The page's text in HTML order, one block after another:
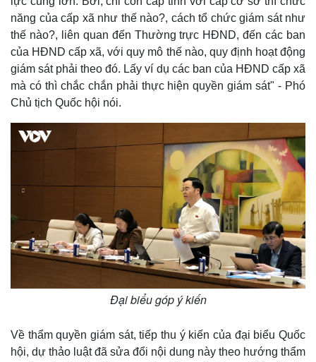
Thế giới
Cuộc sống đó đây
Multimedia
Video
Ảnh
E-Magazine
Infographic
năng của cấp xã như thế nào?, cách tổ chức giám sát như
thế nào?, liên quan đến Thường trực HĐND, đến các ban
của HĐND cấp xã, với quy mô thế nào, quy định hoạt động
giám sát phải theo đó. Lấy ví dụ các ban của HĐND cấp xã
mà có thì chắc chắn phải thực hiện quyền giám sát" - Phó
Chủ tịch Quốc hội nói.
Đại biểu góp ý kiến
Về thẩm quyền giám sát, tiếp thu ý kiến của đại biểu Quốc
hội, dự thảo luật đã sửa đổi nội dung này theo hướng thẩm